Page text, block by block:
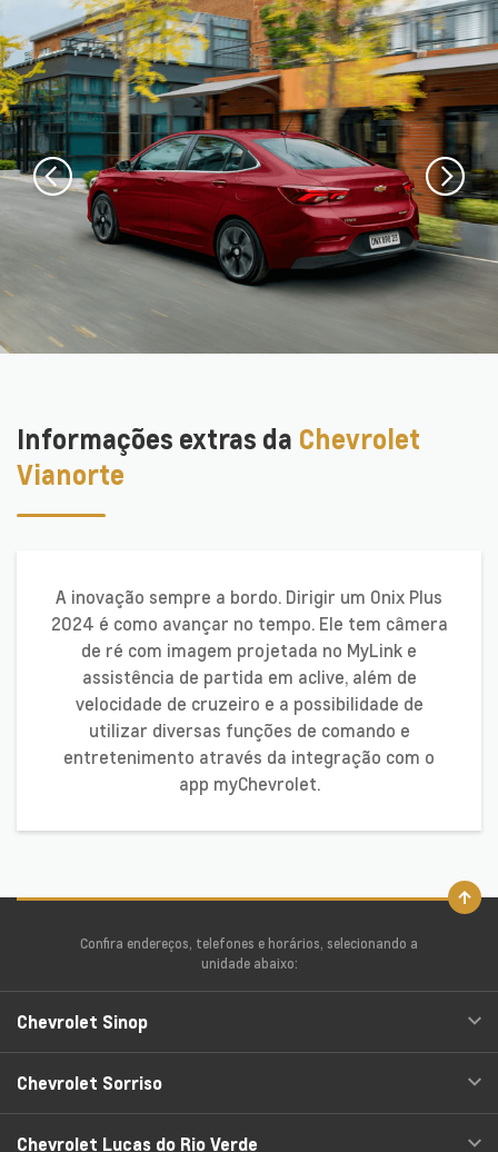
Informações extras da Chevrolet
Vianorte
A inovação sempre a bordo. Dirigir um Onix Plus
2024 é como avançar no tempo. Ele tem câmera
de ré com imagem projetada no MyLink e
assistência de partida em aclive, além de
velocidade de cruzeiro e a possibilidade de
utilizar diversas funções de comando e
entretenimento através da integração com o
app myChevrolet.
Confira endereços, telefones e horários, selecionando a
unidade abaixo:
Chevrolet Sinop
Chevrolet Sorriso
Chevrolet Lucas do Rio Verde